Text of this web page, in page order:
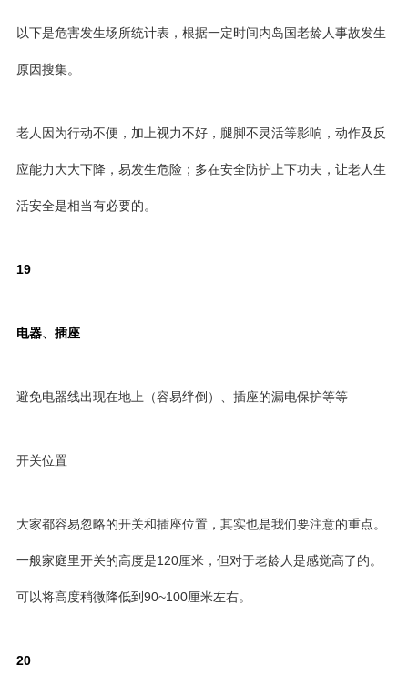
以下是危害发生场所统计表，根据一定时间内岛国老龄人事故发生
原因搜集。
老人因为行动不便，加上视力不好，腿脚不灵活等影响，动作及反
应能力大大下降，易发生危险；多在安全防护上下功夫，让老人生
活安全是相当有必要的。
19
电器、插座
避免电器线出现在地上（容易绊倒）、插座的漏电保护等等
开关位置
大家都容易忽略的开关和插座位置，其实也是我们要注意的重点。
一般家庭里开关的高度是120厘米，但对于老龄人是感觉高了的。
可以将高度稍微降低到90~100厘米左右。
20